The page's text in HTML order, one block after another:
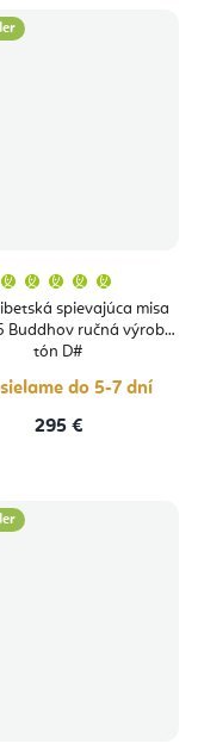
spievajúca misa
Buddhov ručná výroba,
tón D#
produktu
je
5,0
do 5-7 dní
295 €